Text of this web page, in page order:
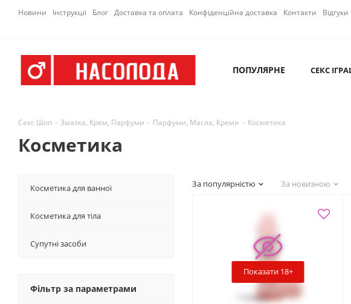
Новини Інструкціі Блог Доставка та оплата Конфіденційна доставка Контакти Відгуки
ПОПУЛЯРНЕ СЕКС
Секс Шоп - Змазка, Крем, Парфуми - Парфуми, Масла, Креми - Косметика
Косметика
За популярністю За новизною
Показати 18+
Косметика для ванної
Косметика для тіла
Супутні засоби
Фільтр за параметрами